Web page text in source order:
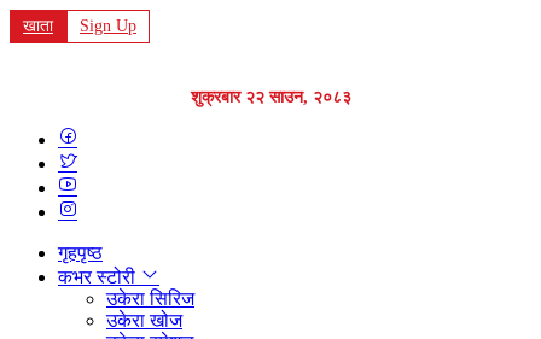
खाता Sign Up
शुक्रबार २२ साउन, २०८३
गृहपृष्ठ
कभर स्टोरी
उकेरा सिरिज
उकेरा खोज